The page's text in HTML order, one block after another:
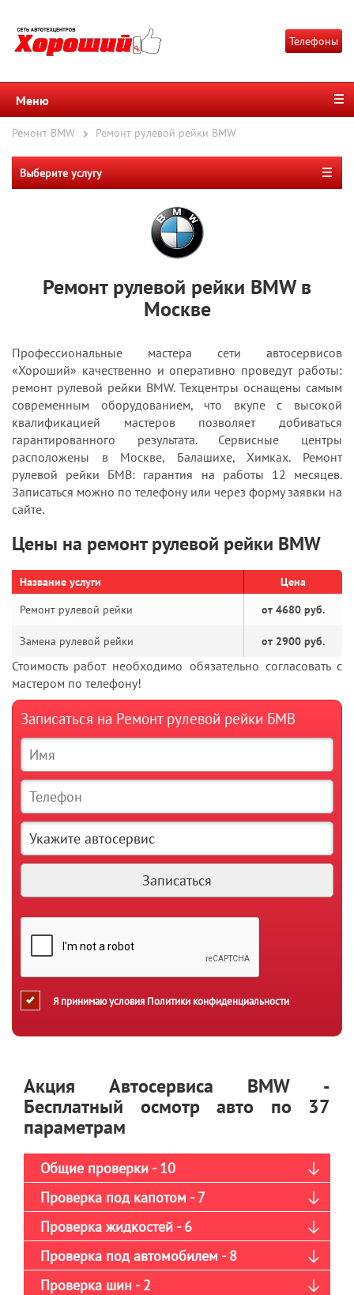
Телефоны
Меню
Ремонт BMW Ремонт рулевой рейки BMW
Выберите услугу
Ремонт рулевой рейки BMW в
Москве
Профессиональные мастера сети автосервисов
«Хороший» качественно и оперативно проведут работы:
ремонт рулевой рейки BMW. Техцентры оснащены самым
современным оборудованием, что вкупе с высокой
квалификацией мастеров позволяет добиваться
гарантированного результата. Сервисные центры
расположены в Москве, Балашихе, Химках. Ремонт
рулевой рейки БМВ: гарантия на работы 12 месяцев.
Записаться можно по телефону или через форму заявки на
сайте.
Цены на ремонт рулевой рейки BMW
Название услуги
Цена
Ремонт рулевой рейки
от 4680 руб.
Замена рулевой рейки от 2900 руб.
Стоимость работ необходимо обязательно согласовать с
мастером по телефону!
Записаться на Ремонт рулевой рейки БМВ
Я принимаю условия Политики конфиденциальности
Акция Автосервиса BMW -
Бесплатный осмотр авто по 37
параметрам
Общие проверки - 10
Проверка под капотом - 7
Проверка жидкостей - 6
Проверка под автомобилем - 8
Проверка шин - 2